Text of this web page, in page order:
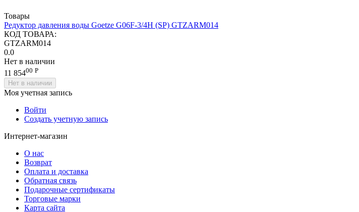
Товары
Редуктор давления воды Goetze G06F-3/4H (SP) GTZARM014
КОД ТОВАРА:
GTZARM014
0.0
Нет в наличии
11 85400 Р
Нет в наличии
Моя учетная запись
Войти
Создать учетную запись
Интернет-магазин
О нас
Возврат
Оплата и доставка
Обратная связь
Подарочные сертификаты
Торговые марки
Карта сайта